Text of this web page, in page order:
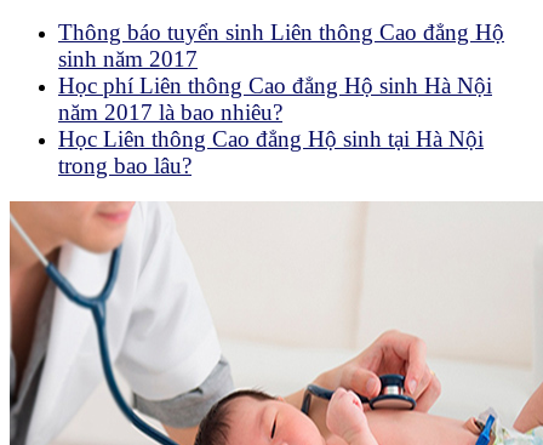
Thông báo tuyển sinh Liên thông Cao đẳng Hộ
sinh năm 2017
Học phí Liên thông Cao đẳng Hộ sinh Hà Nội
năm 2017 là bao nhiêu?
Học Liên thông Cao đẳng Hộ sinh tại Hà Nội
trong bao lâu?